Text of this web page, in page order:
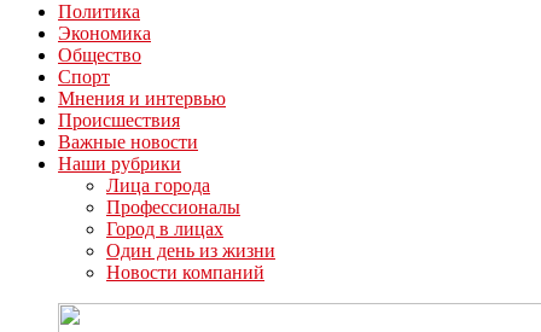
Политика
Экономика
Общество
Спорт
Мнения и интервью
Происшествия
Важные новости
Наши рубрики
Лица города
Профессионалы
Город в лицах
Один день из жизни
Новости компаний